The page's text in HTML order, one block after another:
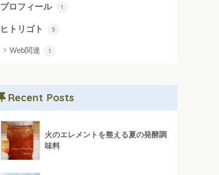
プロフィール 1
ヒトリゴト 5
Web関連 1
Recent Posts
火のエレメントを整える夏の発酵調
味料